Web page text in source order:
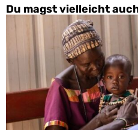
Du magst vielleicht